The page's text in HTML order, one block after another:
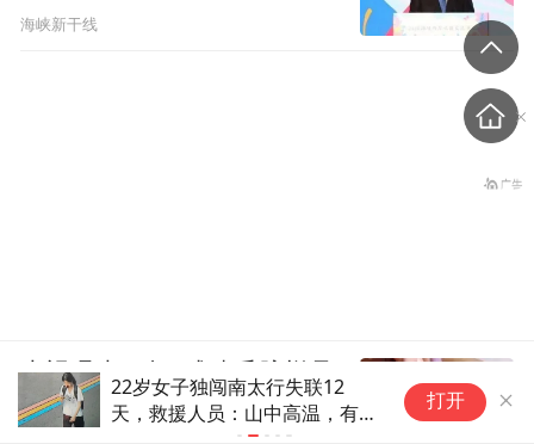
22岁女子独闯南太行失联12
天，救援人员：山中高温，有大
巴西里约
死亡
打开
海峡新干线
央视曝光！超8成睫毛胶样品
检出致癌物，部分成分接近